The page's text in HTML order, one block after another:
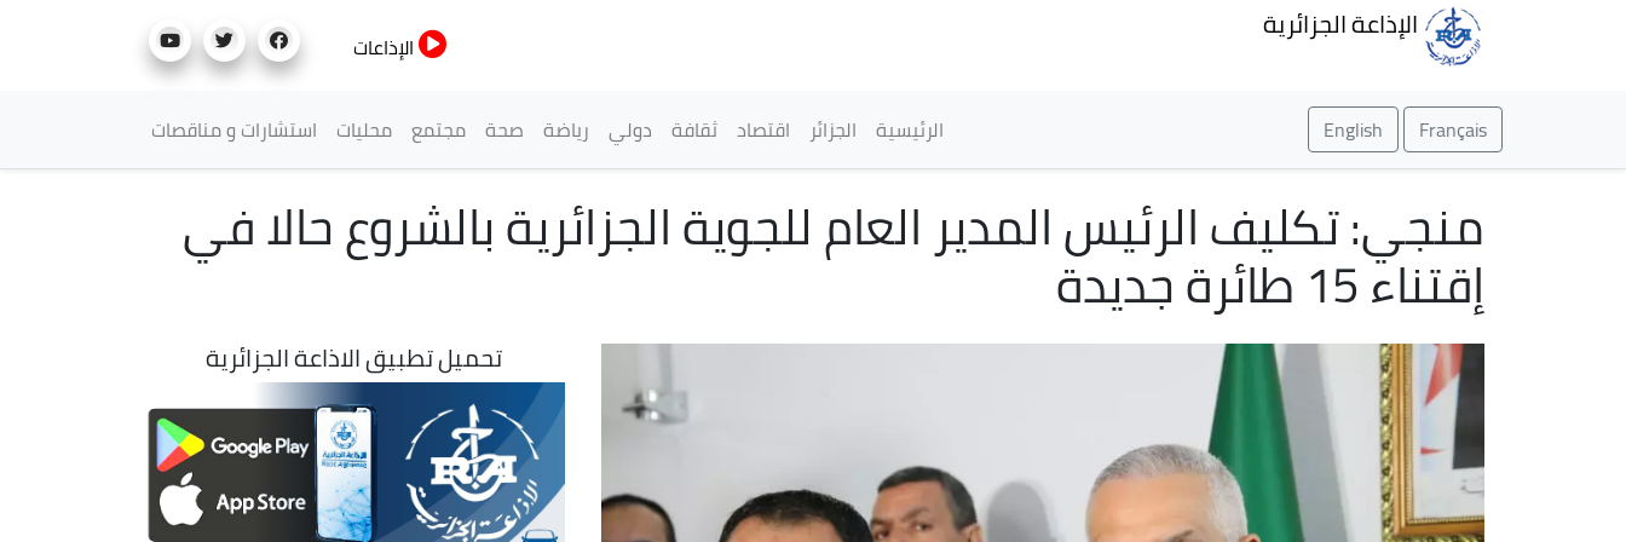
الإذاعة الجزائرية
الإذاعات
Français
English القائمة الرئيسية
الرئيسية الجزائر اقتصاد ثقافة دولي رياضة صحة مجتمع محليات استشارات و مناقصات
منجي: تكليف الرئيس المدير العام للجوية الجزائرية بالشروع حالا في
إقتناء 15 طائرة جديدة
تحميل تطبيق الاذاعة الجزائرية